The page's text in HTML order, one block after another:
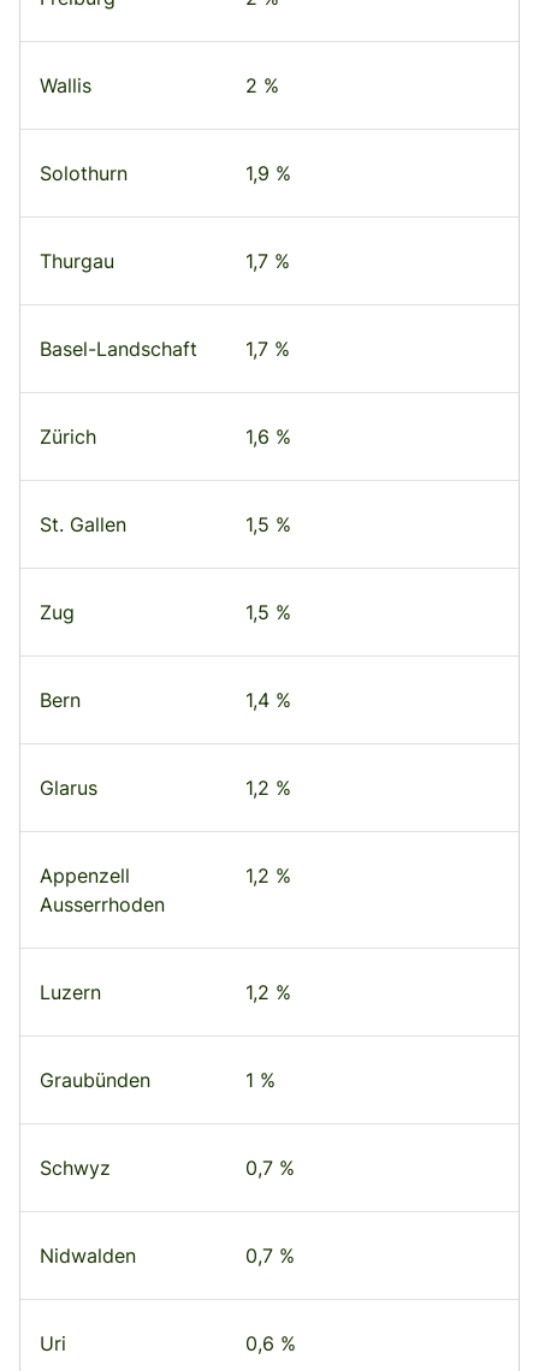
Wallis 2 %
Solothurn 1,9 %
Thurgau 1,7 %
Basel-Landschaft 1,7 %
Zürich 1,6 %
St. Gallen 1,5 %
Zug 1,5 %
Bern 1,4 %
Glarus 1,2 %
Appenzell
Ausserrhoden
1,2 %
Luzern 1,2 %
Graubünden 1 %
Schwyz 0,7 %
Nidwalden 0,7 %
Uri 0,6 %